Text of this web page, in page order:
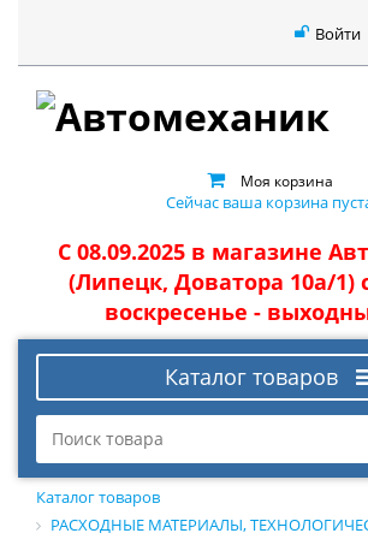
Войти
Моя корзина
Сейчас ваша корзина
С 08.09.2025 в магазине
(Липецк, Доватора 10а/1)
воскресенье -
Каталог товаров
Каталог товаров
РАСХОДНЫЕ МАТЕРИАЛЫ,